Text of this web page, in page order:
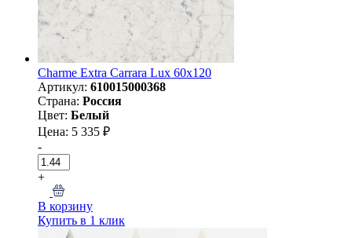
Charme Extra Carrara Lux 60х120
Артикул: 610015000368
Страна: Россия
Цвет: Белый
Цена: 5 335 ₽
-
+
В корзину
Купить в 1 клик